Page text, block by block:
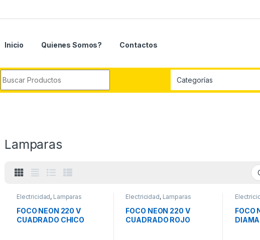
Inicio Quienes Somos? Contactos
Lamparas
Electricidad, Lamparas
FOCO NEON 220 V
CUADRADO CHICO
Electricidad, Lamparas
FOCO NEON 220 V
CUADRADO ROJO
FOCO